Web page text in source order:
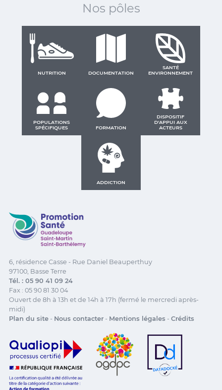
Nos pôles
NUTRITION DOCUMENTATION
SANTÉ
ENVIRONNEMENT
POPULATIONS
SPÉCIFIQUES
FORMATION
DISPOSITIF
D'APPUI AUX
ACTEURS
ADDICTION
Promotion Santé Guadeloupe, Saint-Martin, Saint
6, résidence Casse - Rue Daniel Beauperthuy
97100, Basse Terre
Tél. : 05 90 41 09 24
Fax : 05 90 81 30 04
Ouvert de 8h à 13h et de 14h à 17h (fermé le mercredi après-
midi)
Plan du site- Nous contacter- Mentions légales - Crédits